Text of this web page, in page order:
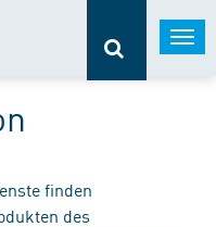
finden
des